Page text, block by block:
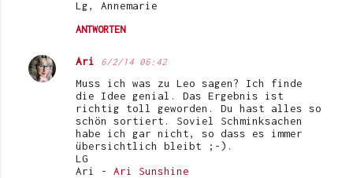
Lg, Annemarie
ANTWORTEN
Ari 6/2/14 06:42
Muss ich was zu Leo sagen? Ich finde
die Idee genial. Das Ergebnis ist
richtig toll geworden. Du hast alles so
schön sortiert. Soviel Schminksachen
habe ich gar nicht, so dass es immer
übersichtlich bleibt ;-).
LG
Ari - Ari Sunshine